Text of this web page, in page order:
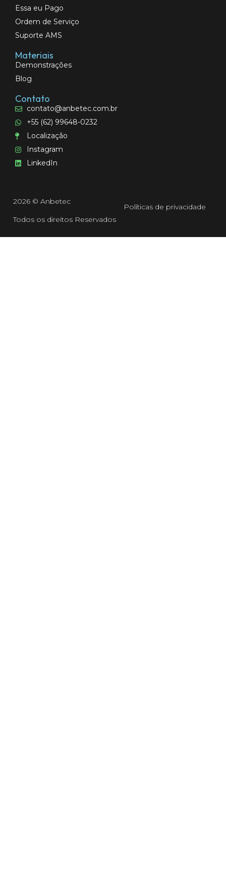
Essa eu Pago
Ordem de Serviço
Suporte AMS
Materiais
Demonstrações
Blog
Contato
contato@anbetec.com.br
+55 (62) 99648-0232
Localização
Instagram
LinkedIn
2026 © Anbetec
Todos os direitos Reservados
Políticas de privacidade